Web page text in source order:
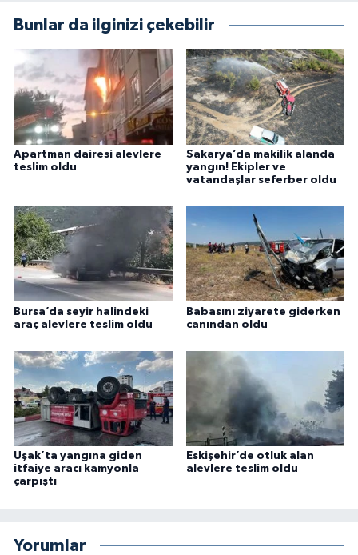
Bunlar da ilginizi çekebilir
Apartman dairesi alevlere
teslim oldu
Sakarya’da makilik alanda
yangın! Ekipler ve
vatandaşlar seferber oldu
Bursa’da seyir halindeki
araç alevlere teslim oldu
Babasını ziyarete giderken
canından oldu
Uşak’ta yangına giden
itfaiye aracı kamyonla
çarpıştı
Eskişehir’de otluk alan
alevlere teslim oldu
Yorumlar